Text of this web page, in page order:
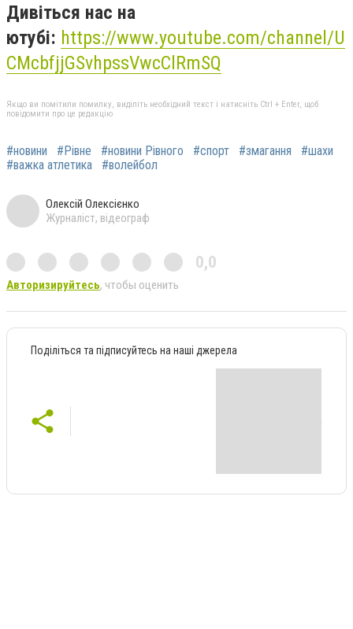
Дивіться нас на
ютубі: https://www.youtube.com/channel/U
CMcbfjjGSvhpssVwcClRmSQ
Якщо ви помітили помилку, виділіть необхідний текст і натисніть Ctrl + Enter, щоб
повідомити про це редакцію
#новини #Рівне #новини Рівного #спорт #змагання
#шахи
#важка атлетика
#волейбол
Олексій Олексієнко
Журналіст, відеограф
0,0
Авторизируйтесь, чтобы оценить
Поділіться та підписуйтесь на наші джерела